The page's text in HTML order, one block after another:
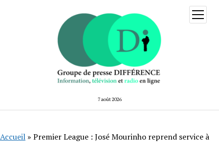
7 août 2026
ouvrir
menu
Accueil » Premier League : José Mourinho reprend service à